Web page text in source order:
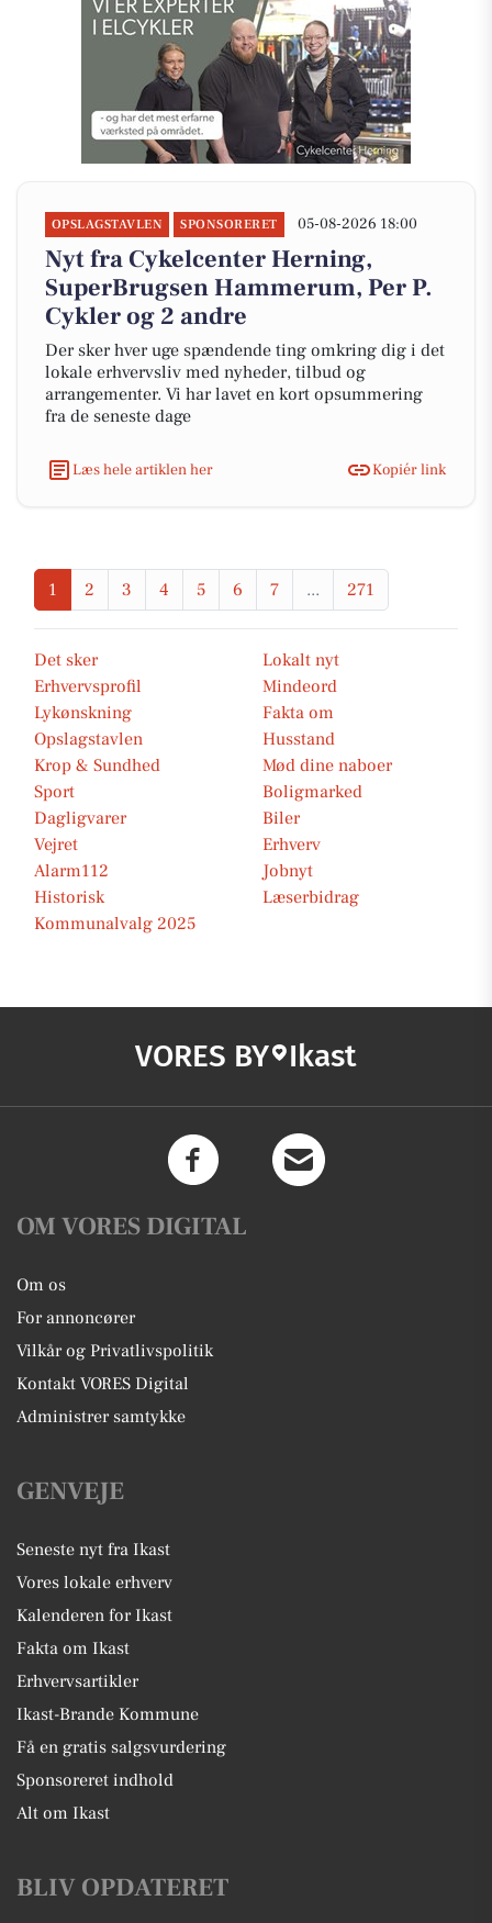
OPSLAGSTAVLEN SPONSORERET 05-08-2026 18:00
Nyt fra Cykelcenter Herning,
SuperBrugsen Hammerum, Per P.
Cykler og 2 andre
Der sker hver uge spændende ting omkring dig i det
lokale erhvervsliv med nyheder, tilbud og
arrangementer. Vi har lavet en kort opsummering
fra de seneste dage
Læs hele artiklen her Kopiér link
1 2 3 4 5 6 7 ... 271
Det sker
Lokalt nyt
Erhvervsprofil
Mindeord
Lykønskning
Fakta om
Opslagstavlen
Husstand
Krop & Sundhed
Mød dine naboer
Sport
Boligmarked
Dagligvarer
Biler
Vejret
Erhverv
Alarm112
Jobnyt
Historisk
Læserbidrag
Kommunalvalg 2025
VORES BY Ikast
OM VORES DIGITAL
Om os
For annoncører
Vilkår og Privatlivspolitik
Kontakt VORES Digital
Administrer samtykke
GENVEJE
Seneste nyt fra Ikast
Vores lokale erhverv
Kalenderen for Ikast
Fakta om Ikast
Erhvervsartikler
Ikast-Brande Kommune
Få en gratis salgsvurdering
Sponsoreret indhold
Alt om Ikast
BLIV OPDATERET